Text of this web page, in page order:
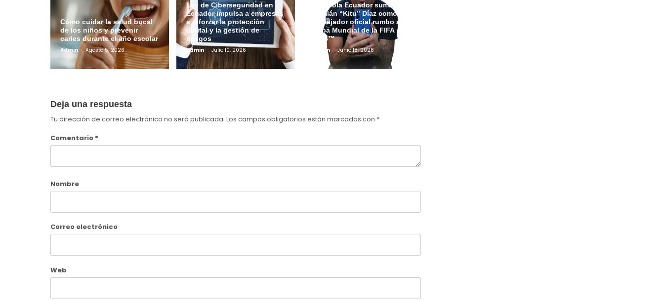
Cómo cuidar la salud bucal
de los niños y prevenir
caries durante el año escolar
Admin Agosto 5, 2026
Ley de Ciberseguridad en
Ecuador impulsa a empresas
a reforzar la protección
digital y la gestión de
riesgos
Admin Julio 10, 2026
Motorola Ecuador suma a
Damián “Kitu” Díaz como
embajador oficial rumbo a la
Copa Mundial de la FIFA
2026™
Admin Junio 18, 2026
Deja una respuesta
Tu dirección de correo electrónico no será publicada. Los campos obligatorios están marcados con *
Comentario *
Nombre
Correo electrónico
Web